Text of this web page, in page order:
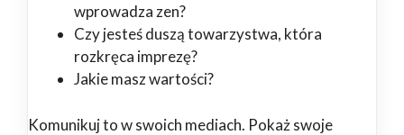
wprowadza zen?
Czy jesteś duszą towarzystwa, która
rozkręca imprezę?
Jakie masz wartości?
Komunikuj to w swoich mediach. Pokaż swoje